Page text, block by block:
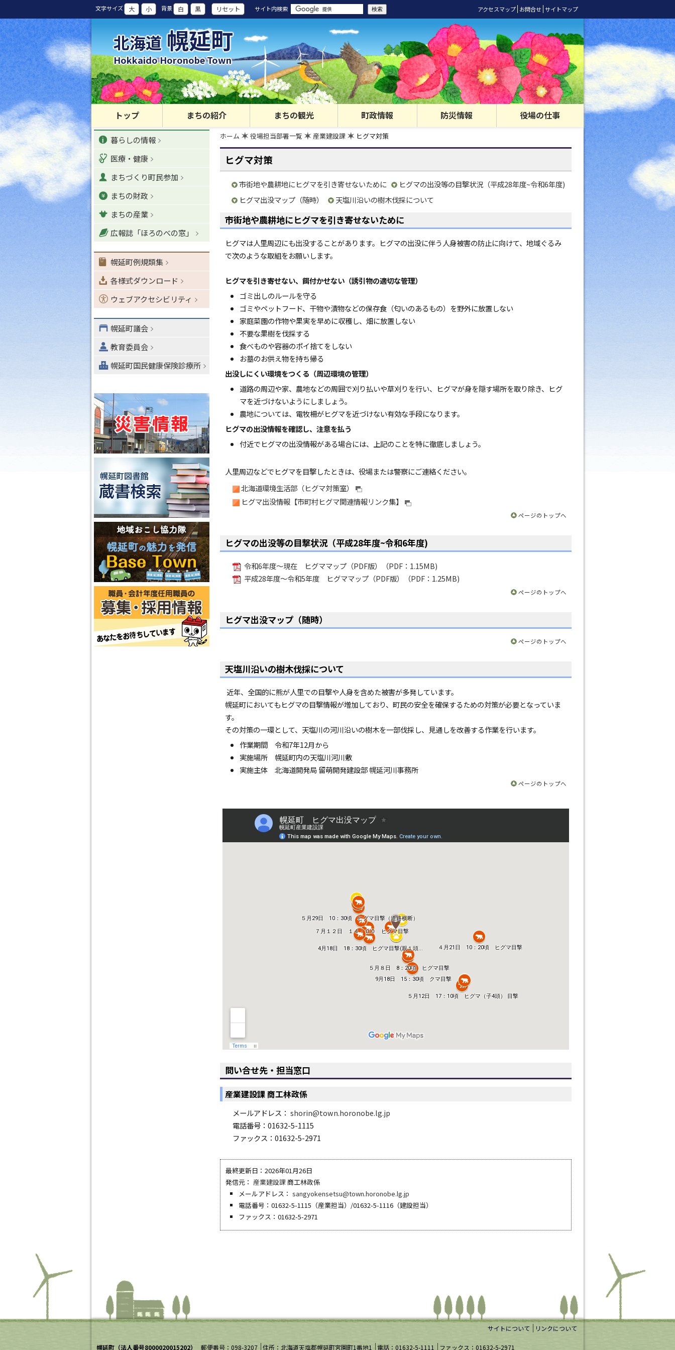
文
へ
カ
テ
ゴ
リ
ー
・
メ
ニ
ー
ビ
ゲ
ー
シ
ョ
ン
・
メ
ュ
北海道 幌延町
Hokkaido Horonobe Town
文字サイズ 大 小 背景 白 黒 リセット サイト内検索 アクセスマップ お問合せ サイトマップ
トップ まちの紹介 まちの観光 町政情報 防災情報 役場の仕事
現
在
位
階
ホーム 役場担当部署一覧 産業建設課 ヒグマ対策
ヒグマ対策
市街地や農耕地にヒグマを引き寄せないために
ヒグマの出没等の目撃状況（平成28年度~令和6年度)
ヒグマ出没マップ（随時）
天塩川沿いの樹木伐採について
市街地や農耕地にヒグマを引き寄せないために
ヒグマは人里周辺にも出没することがあります。 ヒグマの出没に伴う人身被害の防止に向けて、地域ぐるみ
で次のような取組をお願いします。
ヒグマを引き寄せない、餌付かせない（誘引物の適切な管理）
ゴミ出しのルールを守る
ゴミやペットフード、干物や漬物などの保存食（匂いのあるもの）を野外に放置しない
家庭菜園の作物や果実を早めに収穫し、畑に放置しない
不要な果樹を伐採する
食べものや容器のポイ捨てをしない
お墓のお供え物を持ち帰る
出没しにくい環境をつくる（周辺環境の管理）
道路の周辺や家、農地などの周囲で刈り払いや草刈りを行い、ヒグマが身を隠す場所を取り除き、ヒグ
マを近づけないようにしましょう。
農地については、電牧柵がヒグマを近づけない有効な手段になります。
ヒグマの出没情報を確認し、注意を払う
付近でヒグマの出没情報がある場合には、上記のことを特に徹底しましょう。
人里周辺などでヒグマを目撃したときは、役場または警察にご連絡ください。
北海道環境生活部（ヒグマ対策室）
ヒグマ出没情報【市町村ヒグマ関連情報リンク集】
ページのトップへ
ヒグマの出没等の目撃状況（平成28年度~令和6年度)
令和6年度～現在 ヒグママップ（PDF版）（PDF：1.15MB)
平成28年度～令和5年度 ヒグママップ（PDF版）（PDF：1.25MB)
ページのトップへ
ヒグマ出没マップ（随時）
ページのトップへ
天塩川沿いの樹木伐採について
近年、全国的に熊が人里での目撃や人身を含めた被害が多発しています。
幌延町においてもヒグマの目撃情報が増加しており、町民の安全を確保するための対策が必要となっていま
す。
その対策の一環として、天塩川の河川沿いの樹木を一部伐採し、見通しを改善する作業を行います。
作業期間 令和7年12月から
実施場所 幌延町内の天塩川河川敷
実施主体 北海道開発局 留萌開発建設部 幌延河川事務所
ページのトップへ
問い合せ先・担当窓口
産業建設課 商工林政係
メールアドレス： shorin@town.horonobe.lg.jp
電話番号：01632-5-1115
ファックス：01632-5-2971
最終更新日：2026年01月26日
発信元： 産業建設課 商工林政係
メールアドレス： sangyokensetsu@town.horonobe.lg.jp
電話番号：01632-5-1115（産業担当）/01632-5-1116（建設担当）
ファックス：01632-5-2971
に
カ
テ
ゴ
リ
ー
暮らしの情報
医療・健康
まちづくり町民参加
まちの財政
まちの産業
広報誌「ほろのべの窓」
幌延町例規類集
各様式ダウンロード
ウェブアクセシビリティ
幌延町議会
教育委員会
幌延町国民健康保険診療所
サイトについて リンクについて
幌延町（法人番号8000020015202） 郵便番号：098-3207 住所：北海道天塩郡幌延町宮園町1番地1 電話：01632-5-1111 ファックス：01632-5-2971